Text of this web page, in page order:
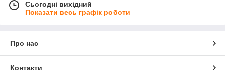
Сьогодні вихідний
Показати весь графік роботи
Про нас
Контакти